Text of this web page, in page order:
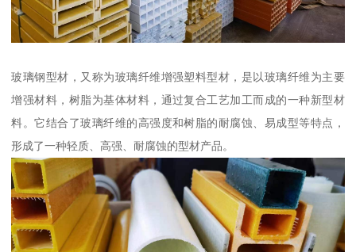
玻璃钢型材，又称为玻璃纤维增强塑料型材，是以玻璃纤维为主要
增强材料，树脂为基体材料，通过复合工艺加工而成的一种新型材
料。它结合了玻璃纤维的高强度和树脂的耐腐蚀、易成型等特点，
形成了一种轻质、高强、耐腐蚀的型材产品。